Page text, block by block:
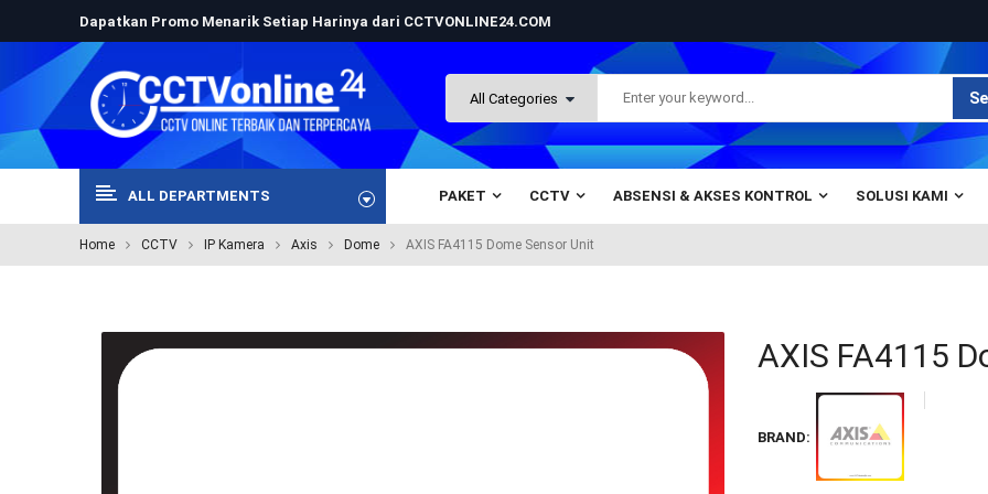
Dapatkan Promo Menarik Setiap Harinya dari CCTVONLINE24.COM
ALL DEPARTMENTS PAKET CCTV ABSENSI & AKSES KONTROL SOLUSI KAMI
Home CCTV IP Kamera Axis Dome AXIS FA4115 Dome Sensor Unit
AXIS FA4115
BRAND: